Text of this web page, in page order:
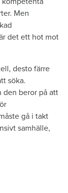
Men
det ett hot mot
desto färre
söka.
den beror på att
gå i takt
samhälle,